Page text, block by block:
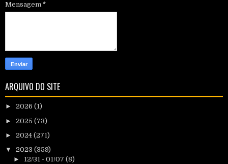
Mensagem *
ARQUIVO DO SITE
► 2026 (1)
► 2025 (73)
► 2024 (271)
▼ 2023 (359)
► 12/31 - 01/07 (8)